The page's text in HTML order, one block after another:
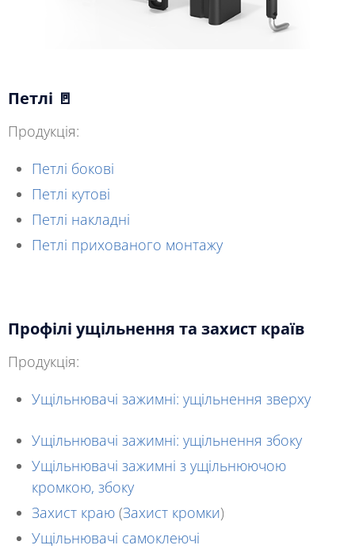
Петлі 🚪
Продукція:
Петлі бокові
Петлі кутові
Петлі накладні
Петлі прихованого монтажу
Профілі ущільнення та захист країв
Продукція:
Ущільнювачі зажимні: ущільнення зверху
Ущільнювачі зажимні: ущільнення збоку
Ущільнювачі зажимні з ущільнюючою
кромкою, збоку
Захист краю (Захист кромки)
Ущільнювачі самоклеючі